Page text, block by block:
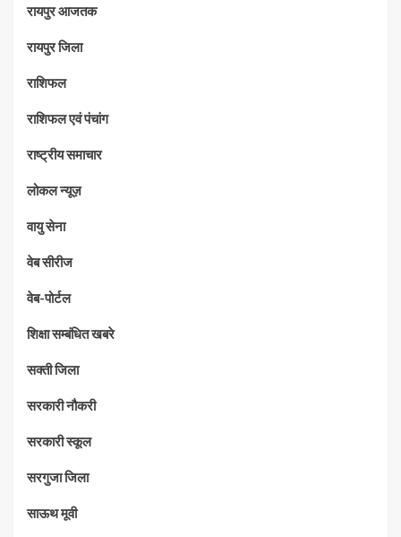
रायपुर आजतक
रायपुर जिला
राशिफल
राशिफल एवं पंचांग
राष्ट्रीय समाचार
लोकल न्यूज़
वायु सेना
वेब सीरीज
वेब-पोर्टल
शिक्षा सम्बंधित खबरे
सक्ती जिला
सरकारी नौकरी
सरकारी स्कूल
सरगुजा जिला
साऊथ मूवी